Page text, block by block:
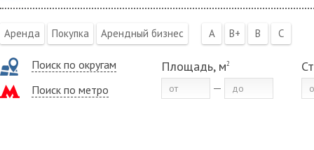
Аренда Покупка Арендный бизнес A B+ B C
Поиск по округам
Поиск по метро
Площадь, м2